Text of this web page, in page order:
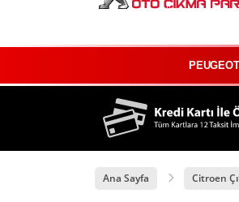
PEUGEOT
Ana Sayfa Citroen